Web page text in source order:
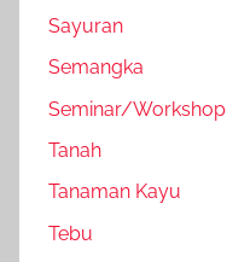
Sayuran
Semangka
Seminar/Workshop
Tanah
Tanaman Kayu
Tebu